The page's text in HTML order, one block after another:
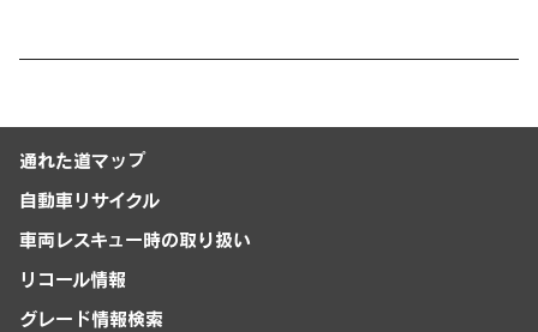
通れた道マップ
自動車リサイクル
車両レスキュー時の取り扱い
リコール情報
グレード情報検索